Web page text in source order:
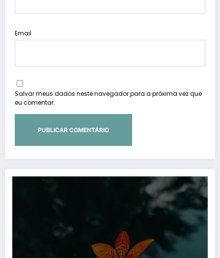
Email
Salvar meus dados neste navegador para a próxima vez que
eu comentar.